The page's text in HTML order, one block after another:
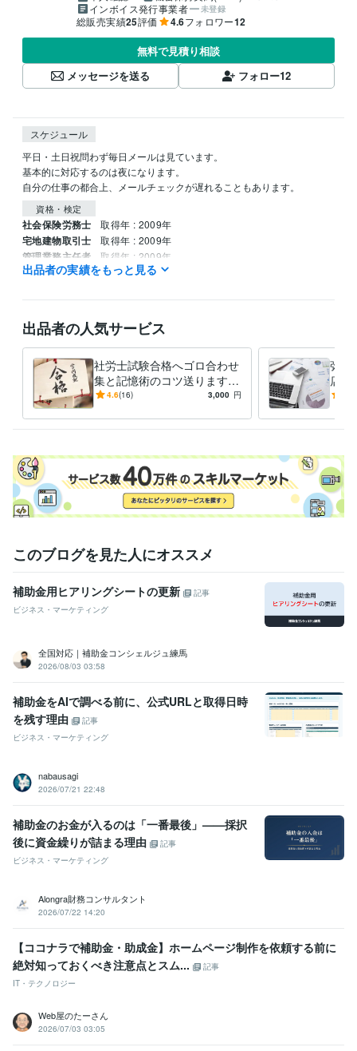
インボイス発行事業者 未登録
総販売実績25評価 4.6フォロワー12
無料で見積り相談
メッセージを送る
フォロー12
スケジュール
平日・土日祝問わず毎日メールは見ています。
基本的に対応するのは夜になります。
自分の仕事の都合上、メールチェックが遅れることもあります。
資格・検定
社会保険労務士 取得年 : 2009年
宅地建物取引士 取得年 : 2009年
管理業務主任者 取得年 : 2009年
ファイナンシャルプランナー 取得年 : 2009年
ビジネス会計2級 取得年 : 2008年
簿記2級 取得年 : 2008年
知的財産管理技能士2級 取得年 : 2008年
年金アドバイザー2級 取得年 : 2010年
事業再生アドバイザー（TAA） 取得年 : 2014年
得意分野
学習指導・資格・キャリア相談
資格取得最短期間合格を目指す勉強
法
出品者の実績をもっと見る
出品者の人気サービス
社労士試験合格へゴロ合わせ
集と記憶術のコツ送ります
私が通信教育で学んだ記憶術
ツを紹介
4.6(16) 3,000 円
弥生
店の
で忙
ます
このブログを見た人にオススメ
補助金用ヒアリングシートの更新
記事
ビジネス・マーケティング
全国対応｜補助金コンシェルジュ練馬
2026/08/03 03:58
補助金をAIで調べる前に、公式URLと取得日時
を残す理由
記事
ビジネス・マーケティング
nabausagi
2026/07/21 22:48
補助金のお金が入るのは「一番最後」——採択
後に資金繰りが詰まる理由
記事
ビジネス・マーケティング
Alongra財務コンサルタント
2026/07/22 14:20
【ココナラで補助金・助成金】ホームページ制作を依頼する前に
絶対知っておくべき注意点とスム...
記事
IT・テクノロジー
Web屋のたーさん
2026/07/03 03:05